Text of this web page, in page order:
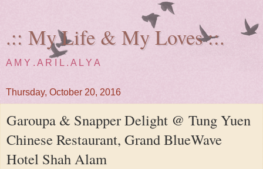
.:: My Life & My Loves ::.
A M Y . A R I L . A L Y A
Thursday, October 20, 2016
Garoupa & Snapper Delight @ Tung Yuen
Chinese Restaurant, Grand BlueWave
Hotel Shah Alam